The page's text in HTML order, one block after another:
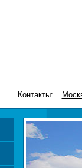
Контакты: